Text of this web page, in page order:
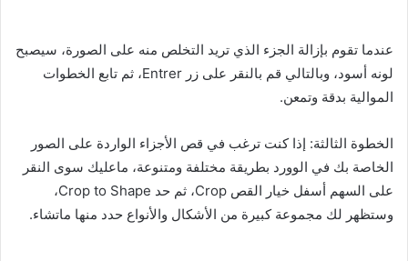
عندما تقوم بإزالة الجزء الذي تريد التخلص منه على الصورة، سيصبح
لونه أسود، وبالتالي قم بالنقر على زر Entrer، ثم تابع الخطوات
الموالية بدقة وتمعن.
الخطوة الثالثة: إذا كنت ترغب في قص الأجزاء الواردة على الصور
الخاصة بك في الوورد بطريقة مختلفة ومتنوعة، ماعليك سوى النقر
على السهم أسفل خيار القص Crop، ثم حد Crop to Shape،
وستظهر لك مجموعة كبيرة من الأشكال والأنواع حدد منها ماتشاء.